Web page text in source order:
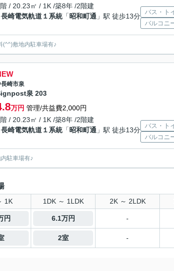
/ 20.23㎡ / 1K /築8年 /2階建
長崎電気軌道１系統「昭和町通 」駅 徒歩13分
バス・ト
バルコニ
敷地内駐車場有♪
長崎市泉
泉 203
万円 管理/共益費2,000円
/ 20.23㎡ / 1K /築8年 /2階建
長崎電気軌道１系統「昭和町通 」駅 徒歩13分
バス・ト
バルコニ
駐車場有♪
1K 1DK ～ 1LDK 2K ～ 2LDK
円 6.1万円 -
2室 -